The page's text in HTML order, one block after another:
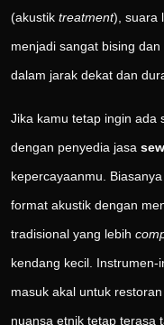
(akustik treatment), suara
menjadi sangat bising
dalam jarak dekat dan
Jika kamu tetap ingin ada
dengan penyedia jasa
kepercayaanmu.
format akustik dengan
tradisional yang lebih
kendang kecil.
masuk akal untuk
nuansa etnik tetap terasa